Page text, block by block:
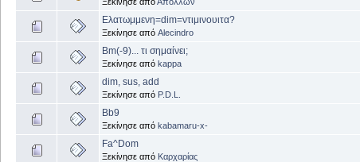
Ελατωμμενη=dim=ντιμινουιτα?
Ξεκίνησε από Alecindro
Bm(-9)... τι σημαίνει;
Ξεκίνησε από kappa
dim, sus, add
Ξεκίνησε από P.D.L.
Bb9
Ξεκίνησε από kabamaru-x-
Fa^Dom
Ξεκίνησε από Καρχαρίας